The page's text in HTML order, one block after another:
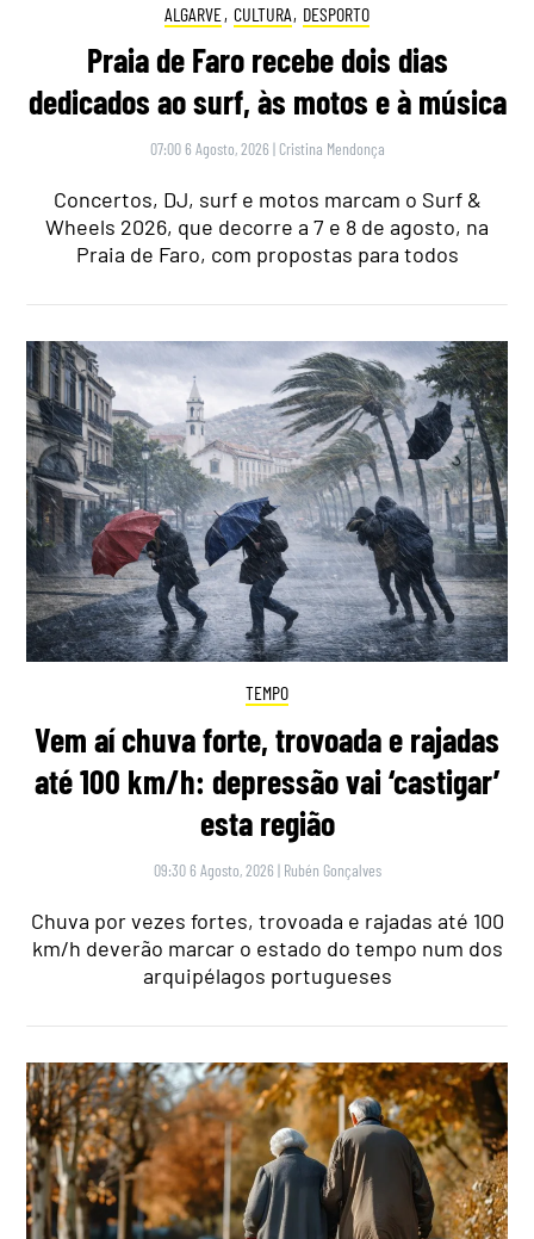
ALGARVE, CULTURA, DESPORTO
Praia de Faro recebe dois dias
dedicados ao surf, às motos e à música
07:00 6 Agosto, 2026 | Cristina Mendonça
Concertos, DJ, surf e motos marcam o Surf &
Wheels 2026, que decorre a 7 e 8 de agosto, na
Praia de Faro, com propostas para todos
TEMPO
Vem aí chuva forte, trovoada e rajadas
até 100 km/h: depressão vai ‘castigar’
esta região
09:30 6 Agosto, 2026 | Rubén Gonçalves
Chuva por vezes fortes, trovoada e rajadas até 100
km/h deverão marcar o estado do tempo num dos
arquipélagos portugueses